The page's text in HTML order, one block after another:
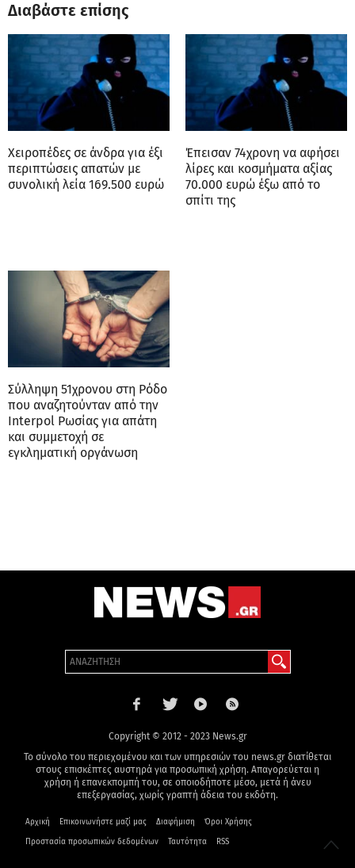
Διαβάστε επίσης
Χειροπέδες σε άνδρα για έξι
περιπτώσεις απατών με
συνολική λεία 169.500 ευρώ
Έπεισαν 74χρονη να αφήσει
λίρες και κοσμήματα αξίας
70.000 ευρώ έξω από το
σπίτι της
Σύλληψη 51χρονου στη Ρόδο
που αναζητούνταν από την
Interpol Ρωσίας για απάτη
και συμμετοχή σε
εγκληματική οργάνωση
Copyright © 2012 - 2023 News.gr
Το σύνολο του περιεχομένου και των υπηρεσιών του news.gr διατίθεται
στους επισκέπτες αυστηρά για προσωπική χρήση. Απαγορεύεται η
χρήση ή επανεκπομπή του, σε οποιοδήποτε μέσο, μετά ή άνευ
επεξεργασίας, χωρίς γραπτή άδεια του εκδότη.
Αρχική Επικοινωνήστε μαζί μας Διαφήμιση Όροι Χρήσης
Προστασία προσωπικών δεδομένων Ταυτότητα RSS